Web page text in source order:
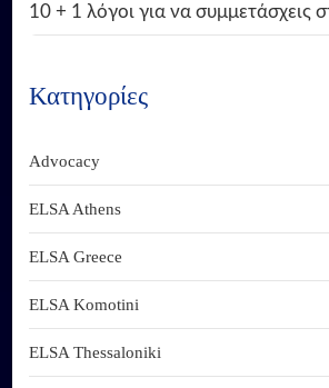
10 + 1 λόγοι για να συμμετάσχεις
Κατηγορίες
Advocacy
ELSA Athens
ELSA Greece
ELSA Komotini
ELSA Thessaloniki